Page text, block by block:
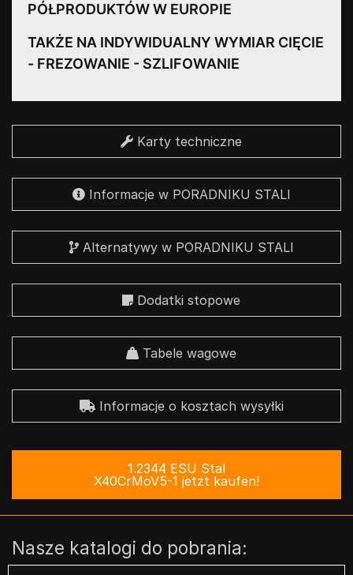
PÓŁPRODUKTÓW W EUROPIE
TAKŻE NA INDYWIDUALNY WYMIAR CIĘCIE
- FREZOWANIE - SZLIFOWANIE
Karty techniczne
Informacje w PORADNIKU STALI
Alternatywy w PORADNIKU STALI
Dodatki stopowe
Tabele wagowe
Informacje o kosztach wysyłki
1.2344 ESU Stal
X40CrMoV5-1 jetzt kaufen!
Nasze katalogi do pobrania: